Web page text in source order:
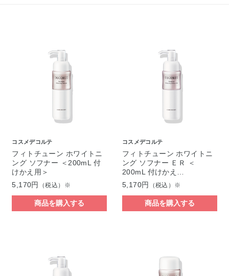
コスメデコルテ
フィトチューン ホワイトニ
ング ソフナー ＜200mL 付
けかえ用＞
5,170円
（税込）※
商品を購入する
コスメデコルテ
フィトチューン ホワイトニ
ング ソフナー ＥＲ ＜
200mL 付けかえ…
5,170円
（税込）※
商品を購入する